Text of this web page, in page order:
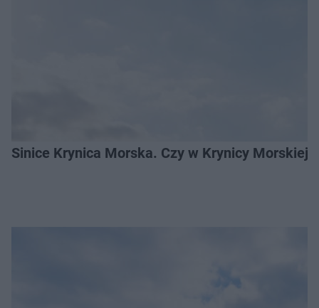
Sinice Krynica Morska. Czy w Krynicy Morskiej